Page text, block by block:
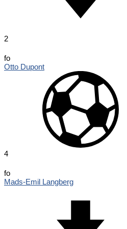
2
fo
Otto Dupont
4
fo
Mads-Emil Langberg